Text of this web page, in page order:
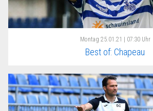
Montag 25.01.21 | 07:30 Uhr
Best of: Chapeau